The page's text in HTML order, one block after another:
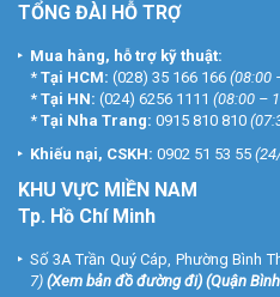
TỔNG ĐÀI HỖ TRỢ
Mua hàng, hỗ trợ kỹ thuật:
* Tại HCM: (028) 35 166 166 (08:00
* Tại HN: (024) 6256 1111 (08:00 –
* Tại Nha Trang: 0915 810 810
Khiếu nại, CSKH: 0902 51 53 55
KHU VỰC MIỀN NAM
Tp. Hồ Chí Minh
Số 3A Trần Quý Cáp, Phường Bình
7) (Xem bản đồ đường đi) (Quận